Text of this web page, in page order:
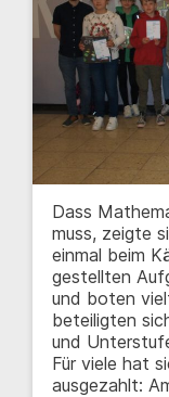
Dass
muss, zeigte
einmal beim
gestellten
und boten
beteiligten
und
Für viele hat
ausgezahlt: